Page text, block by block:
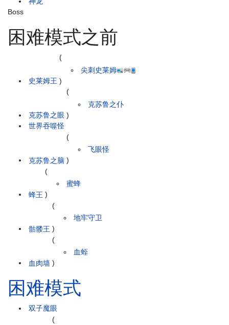
Boss
困难模式之前
史莱姆王
(
尖刺史莱姆
)
克苏鲁之眼
(
克苏鲁之仆
)
世界吞噬怪
克苏鲁之脑
(
飞眼怪
)
蜂王
(
蜜蜂
)
骷髅王
(
地牢守卫
)
血肉墙
(
血蛭
)
困难模式
双子魔眼
(